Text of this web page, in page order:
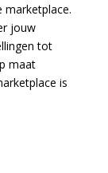
marketplace.
jouw
tot
maat
is